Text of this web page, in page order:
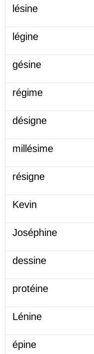
lésine
légine
gésine
régime
désigne
millésime
résigne
Kevin
Joséphine
dessine
protéine
Lénine
épine